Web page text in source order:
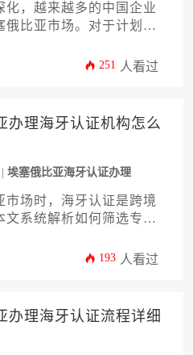
化，越来越多的中国企业
比亚市场。对于计划在
牙认证是关键一步。本指
程序，为业务开展扫清障
251 人看过
办理海牙认证机构怎么
埃塞俄比亚海牙认证办理
市场时，海牙认证是跨境
系统解析如何筛选专业
高效完成埃塞俄比亚办理
193 人看过
办理海牙认证流程详细